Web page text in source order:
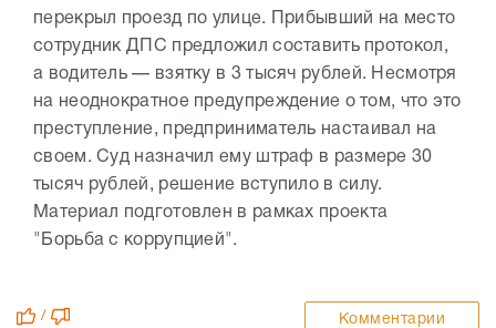
перекрыл проезд по улице. Прибывший на место
сотрудник ДПС предложил составить протокол,
а водитель — взятку в 3 тысяч рублей. Несмотря
на неоднократное предупреждение о том, что это
преступление, предприниматель настаивал на
своем. Суд назначил ему штраф в размере 30
тысяч рублей, решение вступило в силу.
Материал подготовлен в рамках проекта
"Борьба с коррупцией".
/ Комментарии